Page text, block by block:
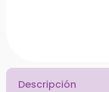
Descripción